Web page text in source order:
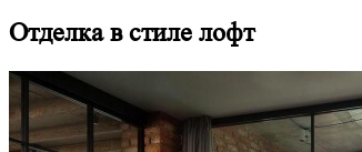
Отделка в стиле лофт